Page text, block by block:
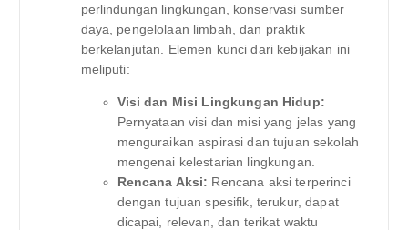
perlindungan lingkungan, konservasi sumber
daya, pengelolaan limbah, dan praktik
berkelanjutan. Elemen kunci dari kebijakan ini
meliputi:
Visi dan Misi Lingkungan Hidup:
Pernyataan visi dan misi yang jelas yang
menguraikan aspirasi dan tujuan sekolah
mengenai kelestarian lingkungan.
Rencana Aksi: Rencana aksi terperinci
dengan tujuan spesifik, terukur, dapat
dicapai, relevan, dan terikat waktu